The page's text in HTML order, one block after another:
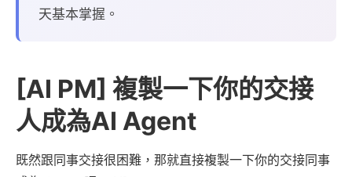
天基本掌握。
[AI PM] 複製一下你的交接
人成為AI Agent
既然跟同事交接很困難，那就直接複製一下你的交接同事